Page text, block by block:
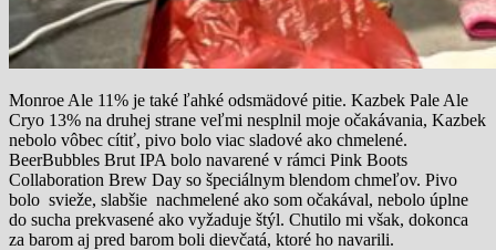
Monroe Ale 11% je také ľahké odsmädové pitie. Kazbek Pale Ale
Cryo 13% na druhej strane veľmi nesplnil moje očakávania, Kazbek
nebolo vôbec cítiť, pivo bolo viac sladové ako chmelené.
BeerBubbles Brut IPA bolo navarené v rámci Pink Boots
Collaboration Brew Day so špeciálnym blendom chmeľov. Pivo
bolo svieže, slabšie nachmelené ako som očakával, nebolo úplne
do sucha prekvasené ako vyžaduje štýl. Chutilo mi však, dokonca
za barom aj pred barom boli dievčatá, ktoré ho navarili.